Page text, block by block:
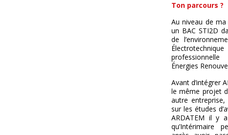
Ton parcours ?
Au niveau de
un BAC STI2D
de
Énergies
Avant d’intégrer
le même projet
autre
sur les études
ARDATEM il y
qu’Intérimaire